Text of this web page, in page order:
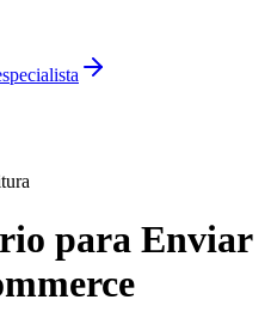
para Enviar